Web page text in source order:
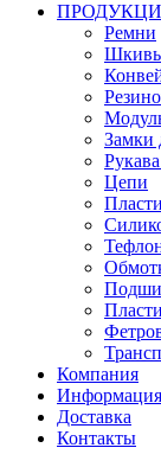
Ремни
Замки
Цепи
Компания
Информация
Доставка
Контакты